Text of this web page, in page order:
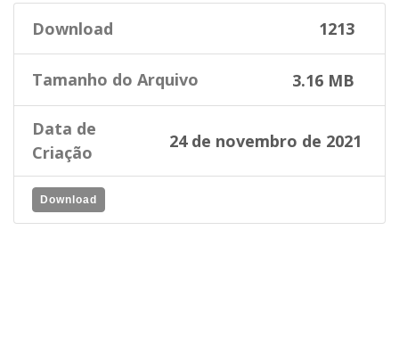
Download 1213
Tamanho do Arquivo 3.16 MB
Data de
Criação
24 de novembro de 2021
Download